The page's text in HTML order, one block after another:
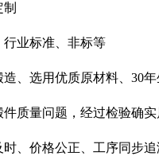
行业标准、非标等
造、选用优质原材料、30年
件质量问题，经过检验确
时、价格公正、工序同步追